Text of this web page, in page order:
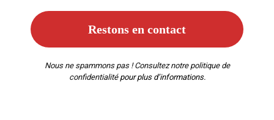
Nous ne spammons pas ! Consultez notre politique de
confidentialitépour plus d’informations.